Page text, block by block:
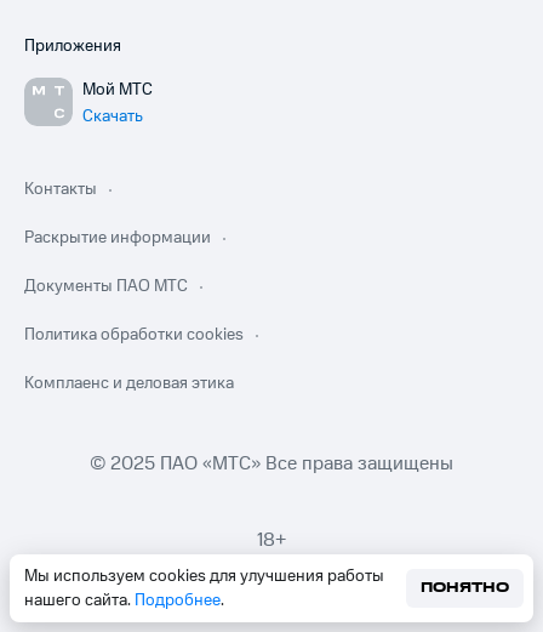
Мы используем cookies для улучшения работы
нашего сайта. Подробнее.
ПОНЯТНО
Приложения
Мой МТС
Скачать
Контакты
Раскрытие информации
Документы ПАО МТС
Политика обработки cookies
Комплаенс и деловая этика
© 2025 ПАО «МТС» Все права защищены
18+